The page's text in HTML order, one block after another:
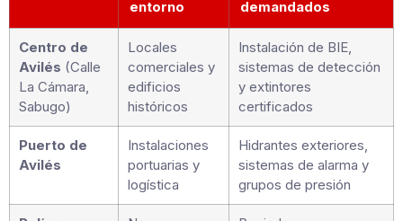
entorno
demandados
Centro de
Avilés (Calle
La Cámara,
Sabugo)
Locales
comerciales y
edificios
históricos
Instalación de BIE,
sistemas de detección
y extintores
certificados
Puerto de
Avilés
Instalaciones
portuarias y
logística
Hidrantes exteriores,
sistemas de alarma y
grupos de presión